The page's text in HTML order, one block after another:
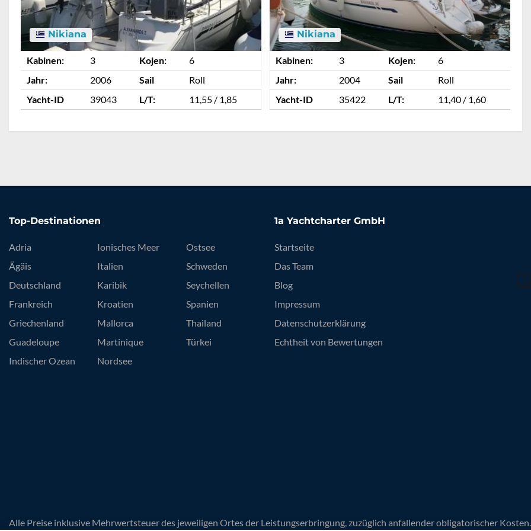
Nikiana
Kabinen: 3 Kojen:
6
Jahr:
2006 Sail
Roll
Yacht-ID
39043 L/T: 11,55 / 1,85
Nikiana
Kabinen: 3 Kojen:
6
Jahr:
2004 Sail
Roll
Yacht-ID
35422 L/T: 11,40 / 1,60
Top-Destinationen
Adria
Ägäis
Deutschland
Frankreich
Griechenland
Guadeloupe
Indischer Ozean
Ionisches Meer
Italien
Karibik
Kroatien
Mallorca
Martinique
Nordsee
Ostsee
Schweden
Seychellen
Spanien
Thailand
Türkei
1a Yachtcharter GmbH
Startseite
Das Team
Blog
Impressum
Datenschutzerklärung
Echtheit von Bewertungen
Alle Preise inklusive Mehrwertsteuer des jeweiligen Ortes der Leistungserbringung, zuzüglich anfallender obligatorischer